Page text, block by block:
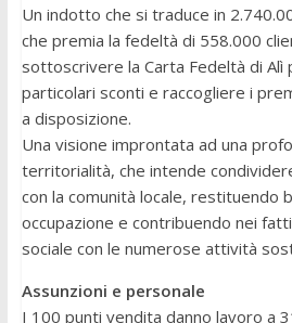
Un indotto che si traduce in
che premia la fedeltà di 558.000
sottoscrivere la Carta Fedeltà di Alì
particolari sconti e raccogliere i
a disposizione.
Una visione improntata ad una
territorialità, che intende
con la comunità locale, restituendo
occupazione e contribuendo nei
sociale con le numerose attività
Assunzioni e personale
I 100 punti vendita danno lavoro a